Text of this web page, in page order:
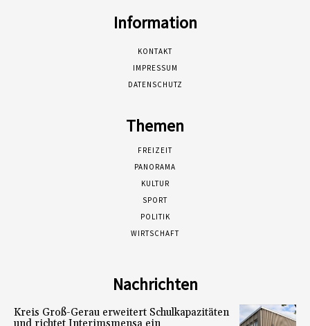
Information
KONTAKT
IMPRESSUM
DATENSCHUTZ
Themen
FREIZEIT
PANORAMA
KULTUR
SPORT
POLITIK
WIRTSCHAFT
Nachrichten
Kreis Groß-Gerau erweitert Schulkapazitäten
und richtet Interimsmensa ein